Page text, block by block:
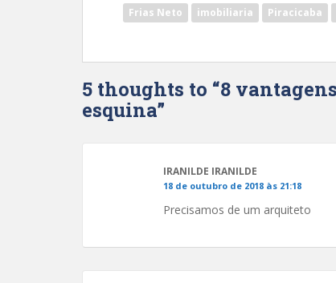
Frias Neto imobiliaria Piracicaba
5 thoughts to “8
esquina”
IRANILDE IRANILDE
18 de outubro de 2018 às 21:18
Precisamos de um arquiteto